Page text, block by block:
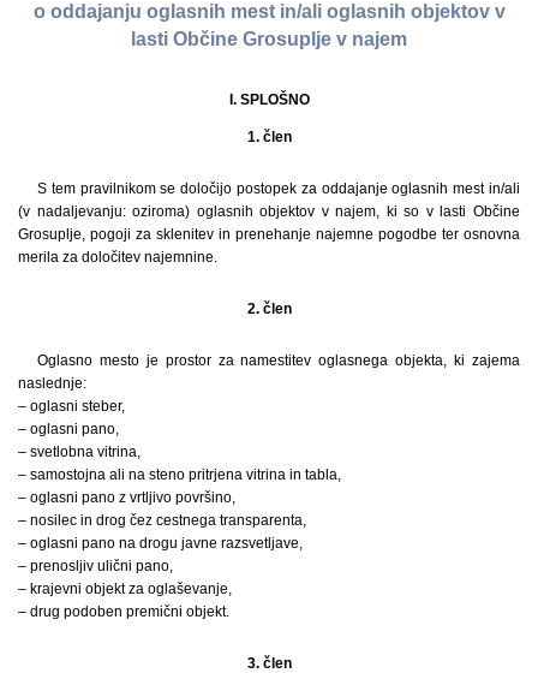
o oddajanju oglasnih mest in/ali oglasnih objektov v
lasti Občine Grosuplje v najem
I. SPLOŠNO
1. člen
S tem pravilnikom se določijo postopek za oddajanje oglasnih mest in/ali
(v nadaljevanju: oziroma) oglasnih objektov v najem, ki so v lasti Občine
Grosuplje, pogoji za sklenitev in prenehanje najemne pogodbe ter osnovna
merila za določitev najemnine.
2. člen
Oglasno mesto je prostor za namestitev oglasnega objekta, ki zajema
naslednje:
– oglasni steber,
– oglasni pano,
– svetlobna vitrina,
– samostojna ali na steno pritrjena vitrina in tabla,
– oglasni pano z vrtljivo površino,
– nosilec in drog čez cestnega transparenta,
– oglasni pano na drogu javne razsvetljave,
– prenosljiv ulični pano,
– krajevni objekt za oglaševanje,
– drug podoben premični objekt.
3. člen